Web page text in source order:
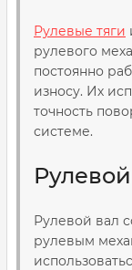
Рулевые тяги
рулевого
постоянно
износу. Их
точность
системе.
Рулевой вал
рулевым